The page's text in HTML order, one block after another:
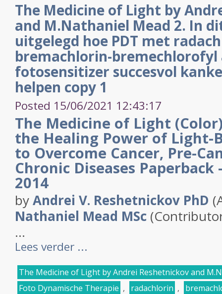
The Medicine of Light by
and M.Nathaniel Mead 2. In
uitgelegd hoe PDT met
bremachlorin-bremechlorofyl
fotosensitizer succesvol
helpen copy 1
Posted 15/06/2021 12:43:17
The Medicine of Light
the Healing Power of Light-
to Overcome Cancer, Pre-
Chronic Diseases Paperback
2014
byAndrei V. Reshetnickov PhD
Nathaniel Mead MSc
...
Lees verder ...
The Medicine of Light by Andrei Reshetnickov and
Foto Dynamische Therapie , radachlorin ,